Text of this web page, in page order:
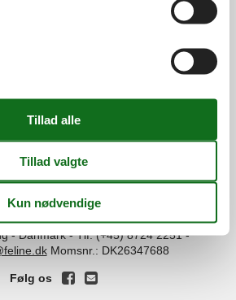
Din tryghed
Feline Holidays A/S-Nygade 8B, 2.th -
-Danmark -Tlf: (+45) 8724 2251-
Momsnr.: DK26347688
Følg os